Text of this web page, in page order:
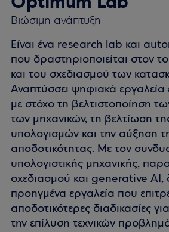
Βιώσιμη ανάπτυξη
Είναι ένα research lab και
που δραστηριοποιείται στον
και του σχεδιασμού των
Αναπτύσσει ψηφιακά εργαλεία
με στόχο τη βελτιστοποίηση
των μηχανικών, τη βελτίωση
υπολογισμών και την αύξηση
αποδοτικότητας. Με τον
υπολογιστικής μηχανικής,
σχεδιασμού και generative AI,
προηγμένα εργαλεία που
αποδοτικότερες διαδικασίες
την επίλυση τεχνικών